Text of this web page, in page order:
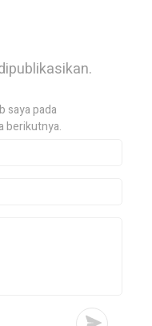
saya pada
berikutnya.